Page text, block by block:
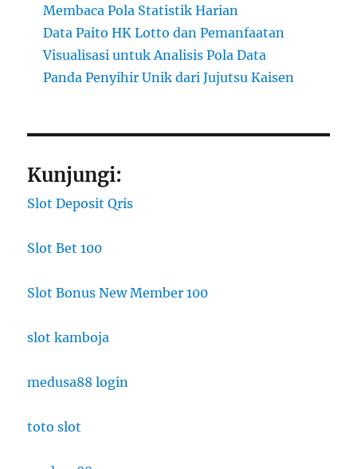
Membaca Pola Statistik Harian
Data Paito HK Lotto dan Pemanfaatan
Visualisasi untuk Analisis Pola Data
Panda Penyihir Unik dari Jujutsu Kaisen
Kunjungi:
Slot Deposit Qris
Slot Bet 100
Slot Bonus New Member 100
slot kamboja
medusa88 login
toto slot